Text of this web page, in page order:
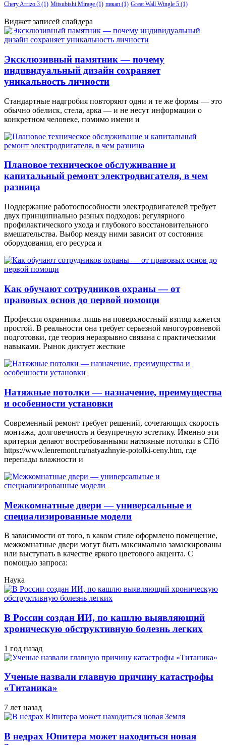
Chery Arrizo 3 (1) Mitsubishi Mirage (1) пикап (1) Great Wall Wingle 5 (1)
Виджет записей слайдера
Эксклюзивный памятник — почему
индивидуальный дизайн сохраняет
уникальность личности
Стандартные надгробия повторяют одни и те же формы — это
обычно обелиск, стела, арка — и не несут информации о
конкретном человеке, помимо имени и
Плановое техническое обслуживание и
капитальный ремонт электродвигателя, в чем
разница
Поддержание работоспособности электродвигателей требует
двух принципиально разных подходов: регулярного
профилактического ухода и глубокого восстановительного
вмешательства. Выбор между ними зависит от состояния
оборудования, его ресурса и
Как обучают сотрудников охраны — от
правовых основ до первой помощи
Профессия охранника лишь на поверхностный взгляд кажется
простой. В реальности она требует серьезной многоуровневой
подготовки, где теория неразрывно связана с практическими
навыками. Рынок диктует жесткие
Натяжные потолки — назначение, преимущества
и особенности установки
Современный ремонт требует решений, сочетающих скорость
монтажа, долговечность и безупречную эстетику. Именно эти
критерии делают востребованными натяжные потолки в СПб
https://www.lenremont.ru/natyazhnyie-potolki-ceny.htm, где
перепады влажности и
Межкомнатные двери — универсальные и
специализированные модели
В зависимости от того, в каком стиле оформлено помещение,
межкомнатные двери могут быть максимально замаскированы
или выступать в качестве яркого цветового акцента. С
помощью запроса:
Наука
В России создан ИИ, по кашлю выявляющий
хроническую обструктивную болезнь легких
1 год назад
Ученые назвали главную причину катастрофы
«Титаника»
7 лет назад
В недрах Юпитера может находиться новая